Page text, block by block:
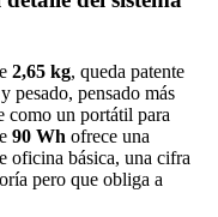
2,65 kg, queda patente
pesado, pensado más
como un portátil para
90 Wh ofrece una
oficina básica, una cifra
pero que obliga a